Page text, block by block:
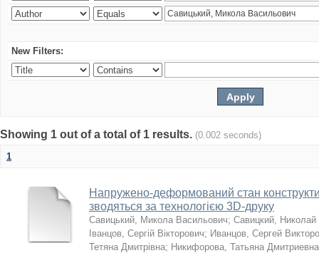
New Filters:
Showing 1 out of a total of 1 results. (0.002 seconds)
1
Напружено-деформований стан
зводяться за технологією 3D-друку
Савицький, Микола Васильович; Савицкий,
Іванцов, Сергій Вікторович; Иванцов, Сергей
Тетяна Дмитрівна; Никифорова, Татьяна Дмитриевна